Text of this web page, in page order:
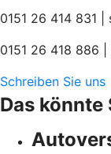
0151 26 414 831 |
0151 26 418 886 |
Schreiben Sie uns
Das könnte